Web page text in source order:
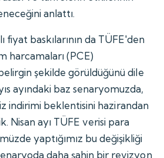
anlattı.
fiyat baskılarının da TÜFE'den
harcamaları (PCE)
şekilde görüldüğünü dile
ayındaki baz senaryomuzda,
indirimi beklentisini hazirandan
Nisan ayı TÜFE verisi para
yaptığımız bu değişikliği
daha şahin bir revizyon